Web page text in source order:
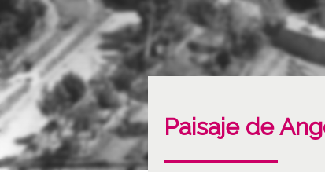
Paisaje de